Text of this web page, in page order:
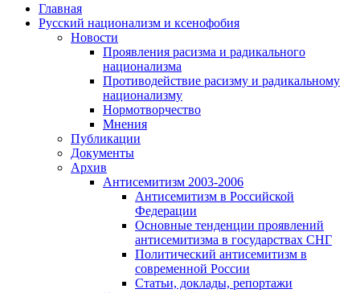
Главная
Русский национализм и ксенофобия
Новости
Проявления расизма и радикального
национализма
Противодействие расизму и радикальному
национализму
Нормотворчество
Мнения
Публикации
Документы
Архив
Антисемитизм 2003-2006
Антисемитизм в Российской
Федерации
Основные тенденции проявлений
антисемитизма в государствах СНГ
Политический антисемитизм в
современной России
Статьи, доклады, репортажи